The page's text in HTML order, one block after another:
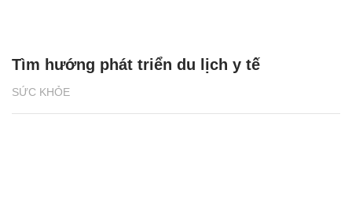
SỨC KHỎE
Tìm hướng phát triển du lịch y tế